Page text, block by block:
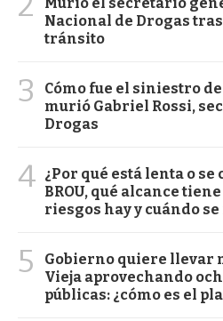
Murió el secretario
Nacional de Drogas
tránsito
3
Cómo fue el siniestro
murió Gabriel Rossi,
Drogas
4 ¿Por qué está lenta o
BROU, qué alcance
riesgos hay y cuándo
5
Gobierno quiere llevar
Vieja aprovechando
públicas: ¿cómo es el